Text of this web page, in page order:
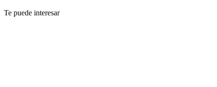
Te puede interesar